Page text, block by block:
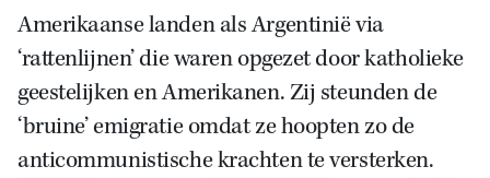
Zoek
Amerikaanse landen als Argentinië via
‘rattenlijnen’ die waren opgezet door katholieke
geestelijken en Amerikanen. Zij steunden de
‘bruine’ emigratie omdat ze hoopten zo de
anticommunistische krachten te versterken.